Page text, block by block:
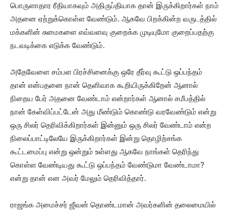
பொருளாதார ரீதியாகவும் அதிருப்தியாக தான் இருக்கிறார்கள் நாம்
அதனை ஏற்றுக்கொள்ள வேண்டும். ஆகவே பிறக்கின்ற வருடத்தில்
மக்களின் சுமைகளை எவ்வளவு குறைக்க முடியுமோ குறைப்பதற்கு
நடவடிக்கை எடுக்க வேண்டும்.
அதேவேளை சம்பள பிரச்சினைக்கு ஒரே தீர்வு கூட்டு ஒப்பந்தம்
தான் என்பதனை நான் தெளிவாக கூறியிருக்கிறேன் ஆனால்
நிறைய பேர் அதனை வேண்டாம் என்றார்கள் ஆனால் சமீபத்தில்
நான் கேள்விப்பட்டேன் அது மீண்டும் கொண்டு வரவேண்டும் என்று
ஒரு சிலர் தெரிவிக்கிறார்கள் இன்னும் ஒரு சிலர் வேண்டாம் என்ற
நிலைப்பாட்டிலேயே இருக்கிறார்கள் இன்று தொழிற்சங்க
கூட்டமைப்பு என்று ஒன்றும் உள்ளது ஆகவே நாங்கள் தெரிந்து
கொள்ள வேண்டியது கூட்டு ஒப்பந்தம் வேண்டுமா வேண்டாமா?
என்று தான் என அவர் மேலும் தெரிவித்தார்.
ராஜங்க அமைச்சர் ஜீவன் தொண்டமான் அவர்களின் தலைமையில்